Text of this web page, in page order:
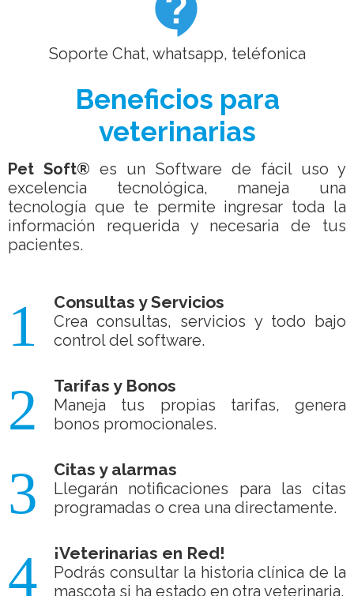
contact_support
Soporte Chat, whatsapp, teléfonica
Beneficios para
veterinarias
Pet Soft® es un Software de fácil uso y
excelencia tecnológica, maneja una
tecnología que te permite ingresar toda la
información requerida y necesaria de tus
pacientes.
1 Consultas y Servicios
Crea consultas, servicios y todo bajo
control del software.
2 Tarifas y Bonos
Maneja tus propias tarifas, genera
bonos promocionales.
3 Citas y alarmas
Llegarán notificaciones para las citas
programadas o crea una directamente.
4 ¡Veterinarias en Red!
Podrás consultar la historia clínica de la
mascota si ha estado en otra veterinaria.